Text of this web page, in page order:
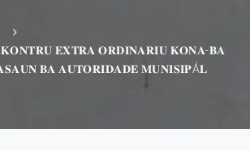
𝐄𝐗𝐓𝐑𝐀 𝐎𝐑𝐃𝐈𝐍𝐀𝐑𝐈𝐔 𝐊𝐎𝐍𝐀-𝐁𝐀
𝐁𝐀 𝐀𝐔𝐓𝐎𝐑𝐈𝐃𝐀𝐃𝐄 𝐌𝐔𝐍𝐈𝐒𝐈𝐏Á𝐋